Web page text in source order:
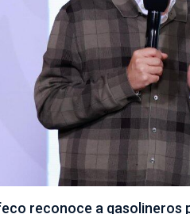
reconoce a gasolineros